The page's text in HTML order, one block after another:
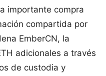
importante compra
compartida por
EmberCN, la
adicionales a través
de custodia y